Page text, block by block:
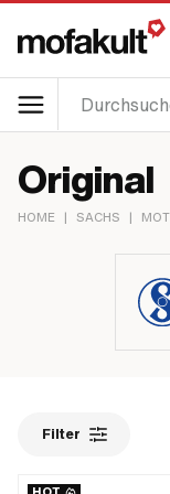
Original
HOME | SACHS |
Filter